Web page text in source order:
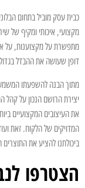
כבית עסק מוביל בתחום
מקצועי, איכותי ומקיף של
מתפשרת על מקצוענות, על
דופן שעושה את ההבדל בגדול
מתוך הבנה להשפעתו
יצירת הרושם הנכון על קהל
את העיצובים המקצועיים
המדויקים של הלקוח. זאת
ביכולתנו להציע את
הצטרפו